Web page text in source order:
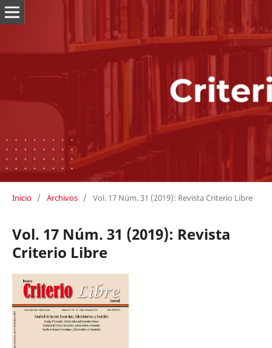
Inicio / Archivos / Vol. 17 Núm. 31 (2019): Revista Criterio Libre
Vol. 17 Núm. 31 (2019): Revista
Criterio Libre